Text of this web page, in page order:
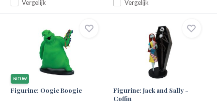
Vergelijk Vergelijk
NIEUW
Figurine: Oogie Boogie
Figurine: Jack and Sally -
Coffin